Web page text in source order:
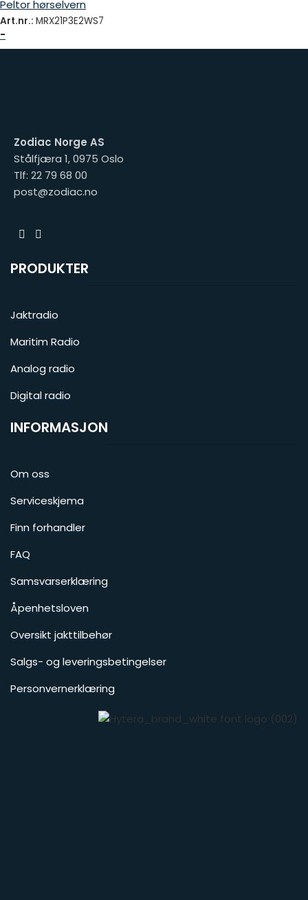
Peltor hørselvern
Art.nr.: MRX21P3E2WS7
-
Zodiac Norge AS
Stålfjæra 1, 0975 Oslo
Tlf: 22 79 68 00
post@zodiac.no
PRODUKTER
Jaktradio
Maritim Radio
Analog radio
Digital radio
INFORMASJON
Om oss
Serviceskjema
Finn forhandler
FAQ
Samsvarserklæring
Åpenhetsloven
Oversikt jakttilbehør
Salgs- og leveringsbetingelser
Personvernerklæring